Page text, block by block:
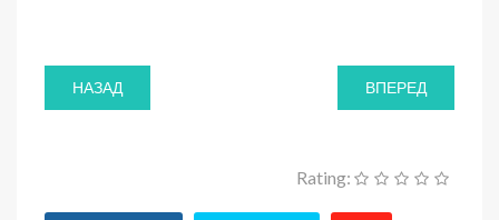
НАЗАД ВПЕРЕД
Rating: